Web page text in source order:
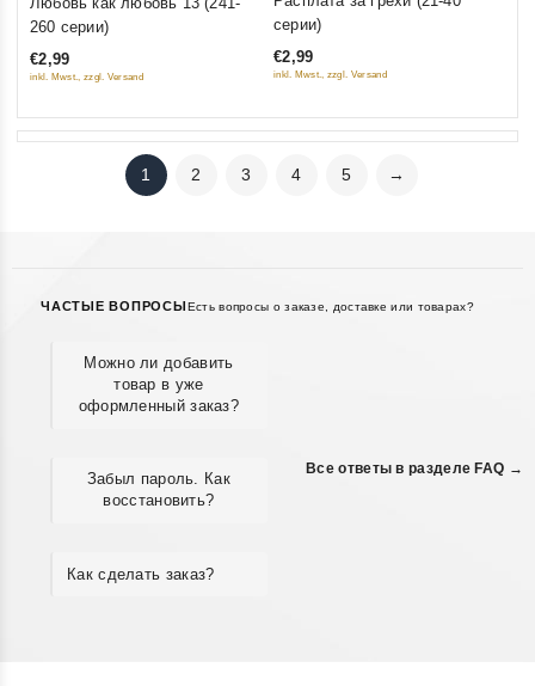
5
260 серии)
€2,99
inkl. Mwst., zzgl. Versand
5
серии)
€2,99
inkl. Mwst., zzgl. Versand
1 2 3 4 5 →
ЧАСТЫЕ ВОПРОСЫЕсть вопросы о заказе, доставке или товарах?
Можно ли добавить
товар в уже
оформленный заказ?
Забыл пароль. Как
восстановить?
Как сделать заказ?
Все ответы в разделе FAQ →